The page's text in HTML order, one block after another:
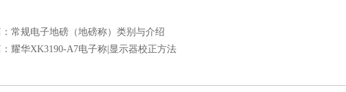
常规电子地磅（地磅称）类别与介绍
耀华XK3190-A7电子称|显示器校正方法